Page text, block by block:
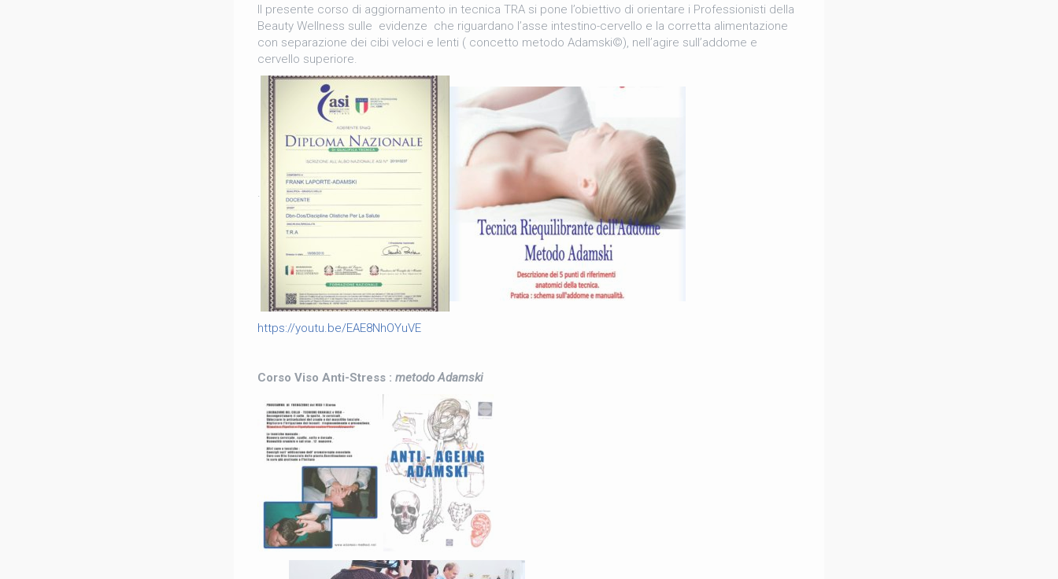
Il presente corso di aggiornamento in tecnica TRA si pone l’obiettivo di orientare i Professionisti della
Beauty Wellness sulle evidenze che riguardano l’asse intestino-cervello e la corretta alimentazione
con separazione dei cibi veloci e lenti ( concetto metodo Adamski©), nell’agire sull’addome e
cervello superiore.
.
https://youtu.be/EAE8NhOYuVE
Corso Viso Anti-Stress : metodo Adamski